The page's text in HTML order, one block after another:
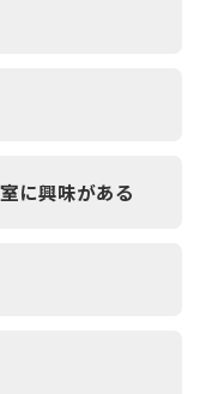
に興味がある